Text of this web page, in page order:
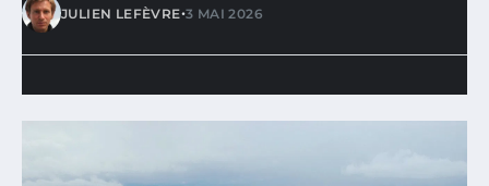
JULIEN LEFÈVRE•3 MAI 2026